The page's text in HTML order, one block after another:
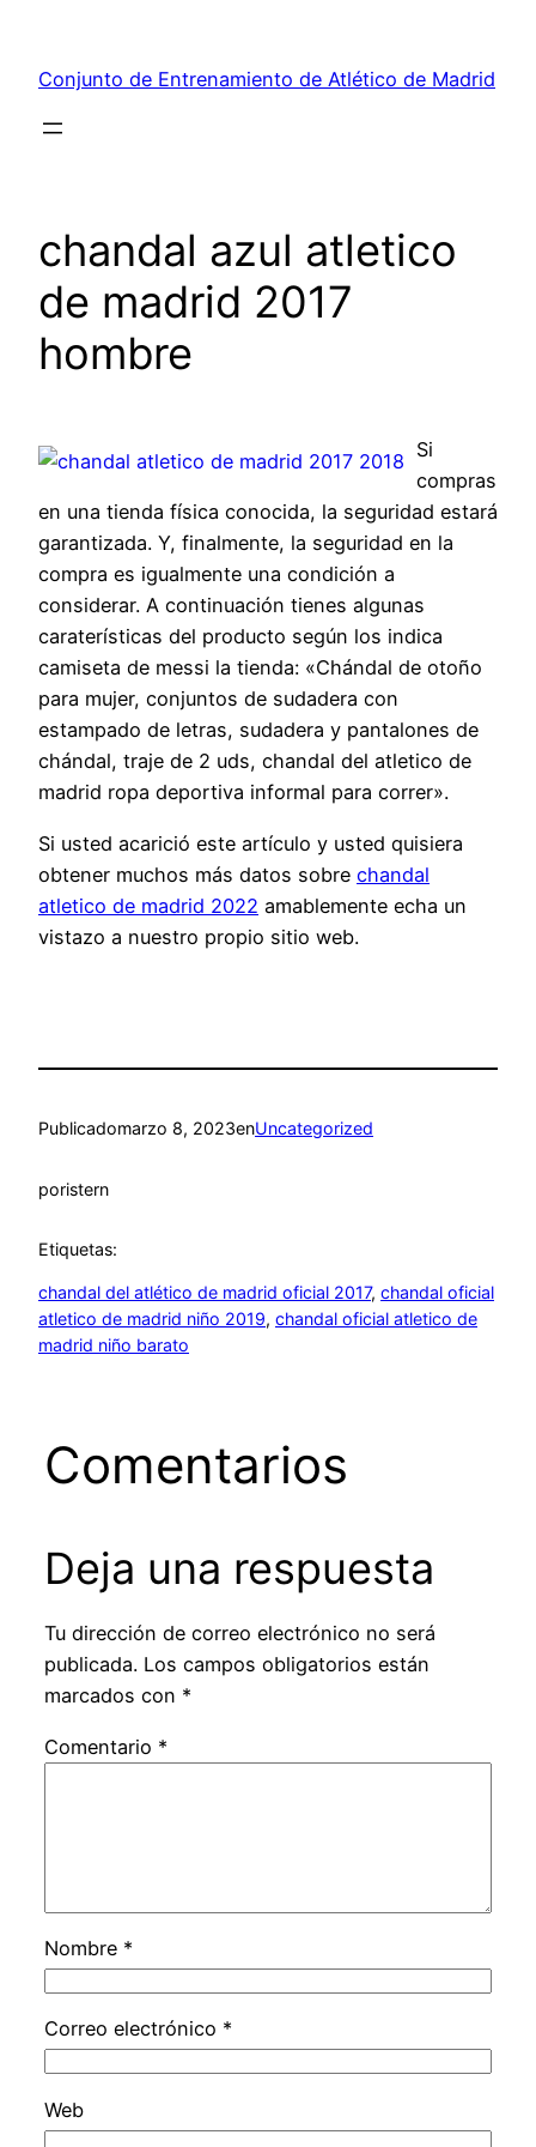
contenido
Conjunto de Entrenamiento de Atlético de Madrid
chandal azul atletico
de madrid 2017
hombre
Si
compras
en una tienda física conocida, la seguridad estará
garantizada. Y, finalmente, la seguridad en la
compra es igualmente una condición a
considerar. A continuación tienes algunas
caraterísticas del producto según los indica
camiseta de messi la tienda: «Chándal de otoño
para mujer, conjuntos de sudadera con
estampado de letras, sudadera y pantalones de
chándal, traje de 2 uds, chandal del atletico de
madrid ropa deportiva informal para correr».
Si usted acarició este artículo y usted quisiera
obtener muchos más datos sobre chandal
atletico de madrid 2022 amablemente echa un
vistazo a nuestro propio sitio web.
Publicadomarzo 8, 2023enUncategorized
poristern
Etiquetas:
chandal del atlético de madrid oficial 2017, chandal oficial
atletico de madrid niño 2019, chandal oficial atletico de
madrid niño barato
Comentarios
Deja una respuesta
Tu dirección de correo electrónico no será
publicada. Los campos obligatorios están
marcados con *
Comentario *
Nombre *
Correo electrónico *
Web